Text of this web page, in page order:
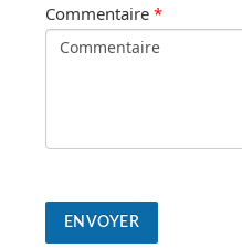
Commentaire *